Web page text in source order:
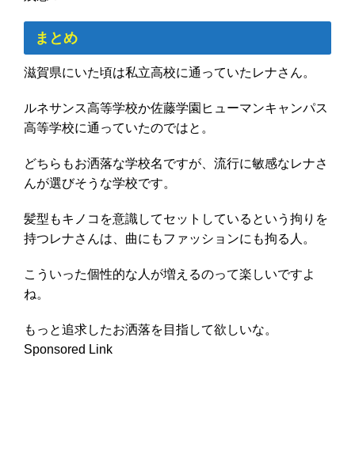
まとめ
滋賀県にいた頃は私立高校に通っていたレナさん。
ルネサンス高等学校か佐藤学園ヒューマンキャンパス
高等学校に通っていたのではと。
どちらもお洒落な学校名ですが、流行に敏感なレナさ
んが選びそうな学校です。
髪型もキノコを意識してセットしているという拘りを
持つレナさんは、曲にもファッションにも拘る人。
こういった個性的な人が増えるのって楽しいですよ
ね。
もっと追求したお洒落を目指して欲しいな。
Sponsored Link